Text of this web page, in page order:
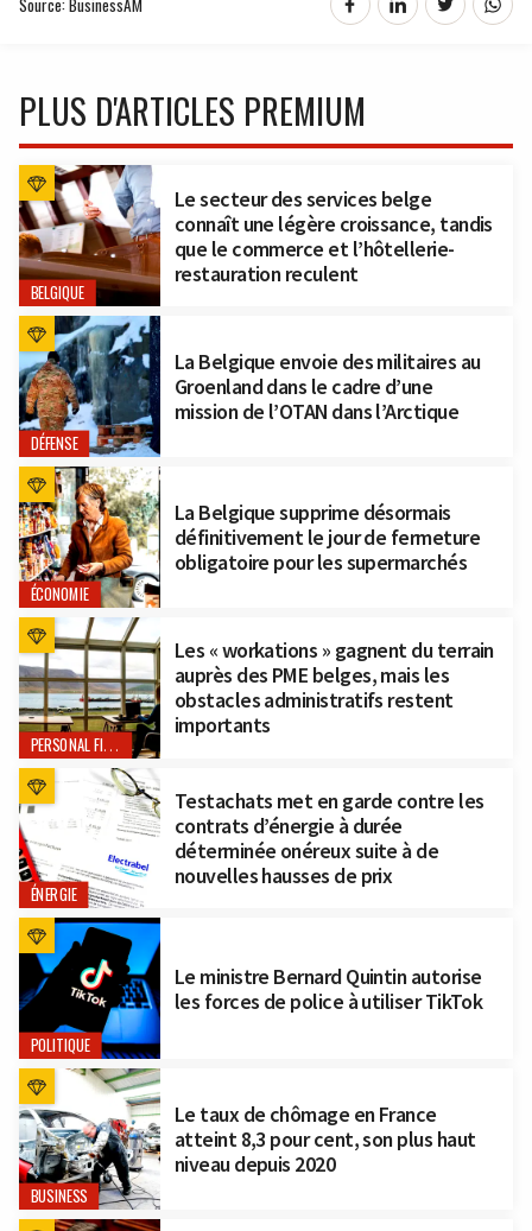
PLUS D'ARTICLES PREMIUM
BELGIQUE
Le secteur des services belge
connaît une légère croissance, tandis
que le commerce et l’hôtellerie-
restauration reculent
DÉFENSE
La Belgique envoie des militaires au
Groenland dans le cadre d’une
mission de l’OTAN dans l’Arctique
ÉCONOMIE
La Belgique supprime désormais
définitivement le jour de fermeture
obligatoire pour les supermarchés
PERSONAL FINANCE
Les « workations » gagnent du terrain
auprès des PME belges, mais les
obstacles administratifs restent
importants
ÉNERGIE
Testachats met en garde contre les
contrats d’énergie à durée
déterminée onéreux suite à de
nouvelles hausses de prix
POLITIQUE
Le ministre Bernard Quintin autorise
les forces de police à utiliser TikTok
BUSINESS
Le taux de chômage en France
atteint 8,3 pour cent, son plus haut
niveau depuis 2020